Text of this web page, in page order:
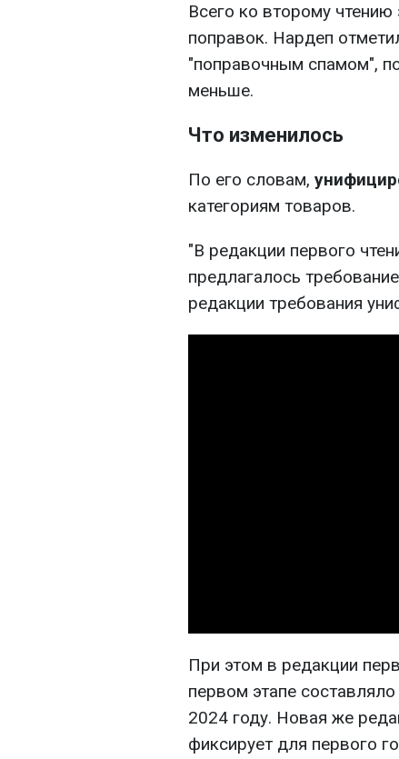
Всего ко второму
поправок. Нардеп
"поправочным спамом",
меньше.
Что изменилось
По его словам,
категориям товаров.
"В редакции первого
предлагалось
редакции требования
При этом в редакции
первом этапе
2024 году. Новая же
фиксирует для первого